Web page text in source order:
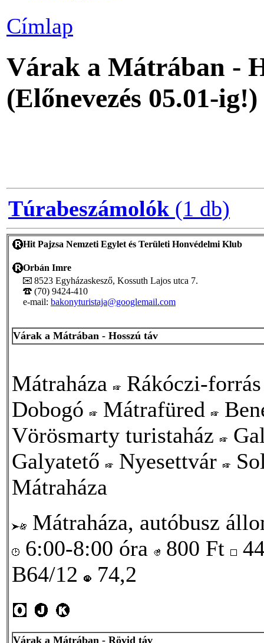
Címlap
Várak a Mátrában -
(Előnevezés 05.01-ig!)
Túrabeszámolók (1 db)
Hit Pajzsa Nemzeti Egylet és Területi Honvédelmi Klub
Orbán Imre
8523 Egyházaskesző, Kossuth Lajos utca 7.
(70) 9424-410
e-mail: bakonyturistaja@googlemail.com
Várak a Mátrában - Hosszú táv
Mátraháza
Rákóczi-
Dobogó
Mátrafüred
Vörösmarty turistaház
Galyatető
Nyesettvár
Mátraháza
Mátraháza, autóbusz
6:00-8:00 óra
800 Ft
B64/12
74,2
Várak a Mátrában - Rövid táv